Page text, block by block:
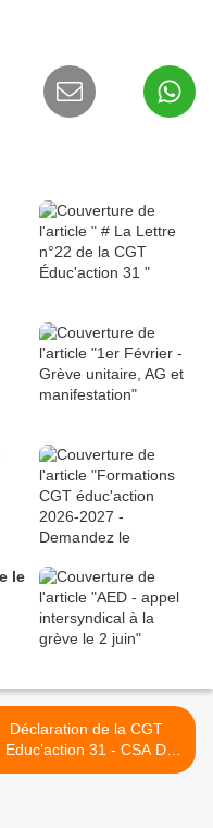
le
Déclaration de la CGT
Educ’action 31 - CSA D
Haute Garonne 5